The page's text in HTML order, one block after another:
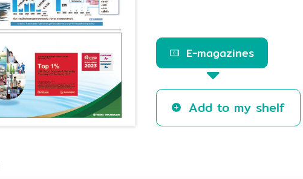
E-magazines
Add to my shelf